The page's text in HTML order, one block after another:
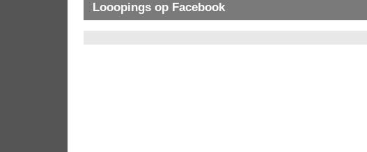
Looopings op Facebook